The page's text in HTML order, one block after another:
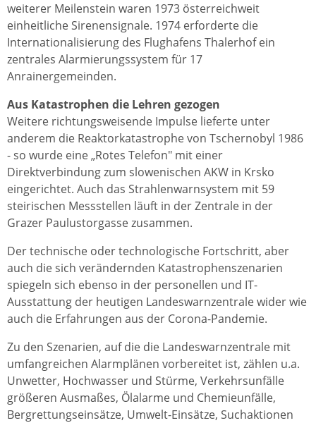
weiterer Meilenstein waren 1973 österreichweit
einheitliche Sirenensignale. 1974 erforderte die
Internationalisierung des Flughafens Thalerhof ein
zentrales Alarmierungssystem für 17
Anrainergemeinden.
Aus Katastrophen die Lehren gezogen
Weitere richtungsweisende Impulse lieferte unter
anderem die Reaktorkatastrophe von Tschernobyl 1986
- so wurde eine „Rotes Telefon" mit einer
Direktverbindung zum slowenischen AKW in Krsko
eingerichtet. Auch das Strahlenwarnsystem mit 59
steirischen Messstellen läuft in der Zentrale in der
Grazer Paulustorgasse zusammen.
Der technische oder technologische Fortschritt, aber
auch die sich verändernden Katastrophenszenarien
spiegeln sich ebenso in der personellen und IT-
Ausstattung der heutigen Landeswarnzentrale wider wie
auch die Erfahrungen aus der Corona-Pandemie.
Zu den Szenarien, auf die die Landeswarnzentrale mit
umfangreichen Alarmplänen vorbereitet ist, zählen u.a.
Unwetter, Hochwasser und Stürme, Verkehrsunfälle
größeren Ausmaßes, Ölalarme und Chemieunfälle,
Bergrettungseinsätze, Umwelt-Einsätze, Suchaktionen